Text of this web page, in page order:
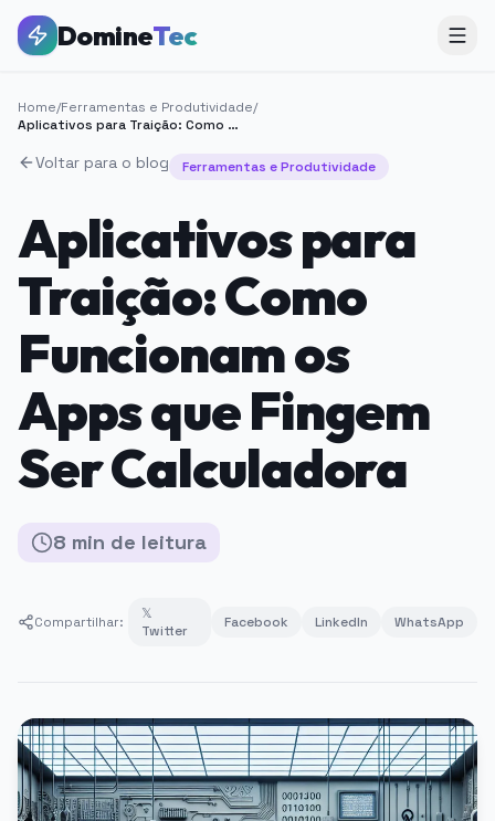
DomineTec
Home/Ferramentas e Produtividade/
Aplicativos para Traição: Como Funcionam os Apps que Fingem Ser Calculadora
Voltar para o blog Ferramentas e Produtividade
Aplicativos para
Traição: Como
Funcionam os
Apps que Fingem
Ser Calculadora
8 min de leitura
Compartilhar:
𝕏
Twitter
Facebook LinkedIn WhatsApp